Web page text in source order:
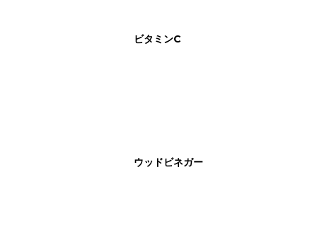
ビタミンC
ウッドビネガー